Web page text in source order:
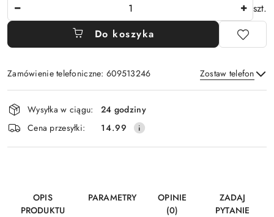
szt.
Do koszyka
Zamówienie telefoniczne: 609513246 Zostaw telefon
Wyślij
Dostępność
i
dostawa
Wysyłka w ciągu:
24 godziny
Cena przesyłki:
14.99
OPIS
PRODUKTU
PARAMETRY
OPINIE
(0)
ZADAJ
PYTANIE